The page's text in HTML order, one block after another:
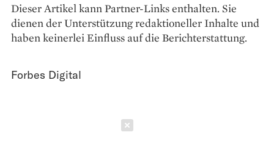
Dieser Artikel kann Partner-Links enthalten. Sie
dienen der Unterstützung redaktioneller Inhalte und
haben keinerlei Einfluss auf die Berichterstattung.
Forbes Digital